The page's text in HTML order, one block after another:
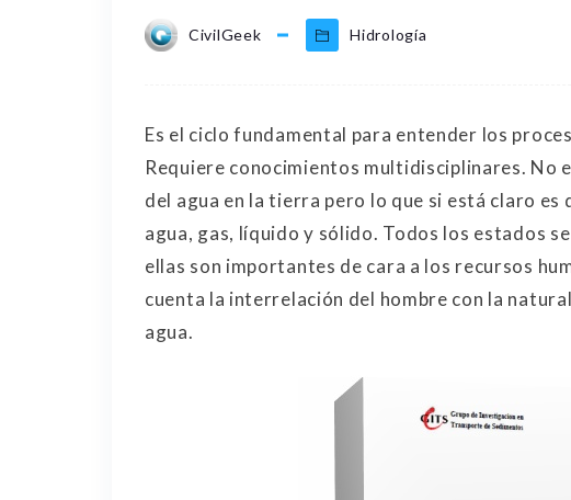
CivilGeek Hidrología
Es el ciclo fundamental para entender los
Requiere conocimientos multidisciplinares. No
del agua en la tierra pero lo que si está claro es
agua, gas, líquido y sólido. Todos los estados
ellas son importantes de cara a los recursos
cuenta la interrelación del hombre con la
agua.